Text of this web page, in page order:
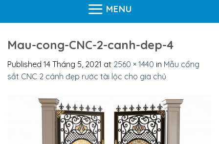
MENU
Mau-cong-CNC-2-canh-dep-4
Published 14 Tháng 5, 2021 at 2560 × 1440 in Mẫu cổng
sắt CNC 2 cánh đẹp rước tài lộc cho gia chủ